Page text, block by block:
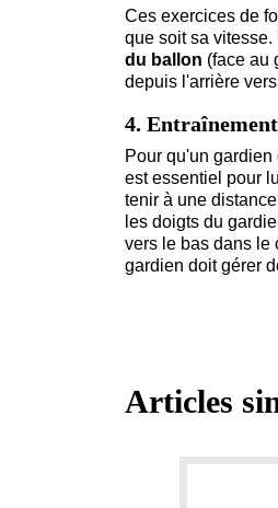
Ces exercices de
que soit sa
du ballon (face au
depuis l'arrière
4.
Pour qu'un
est essentiel pour
tenir à une
les doigts du
vers le bas dans le
gardien doit gérer
Articles